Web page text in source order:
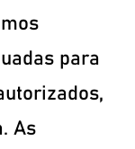
para
As